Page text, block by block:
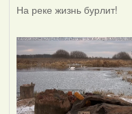
На реке жизнь бурлит!